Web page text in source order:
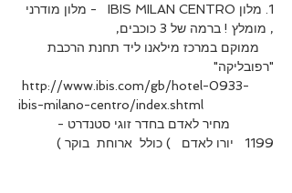
1. מלון IBIS MILAN CENTRO   - מלון מודרני
, מומלץ ! ברמה של 3 כוכבים,
    ממוקם במרכז מילאנו ליד תחנת הרכבת
"רפובליקה"
            מחיר לאדם בחדר זוגי סטנדרט -
1199   יורו לאדם   ) כולל  ארוחת  בוקר )